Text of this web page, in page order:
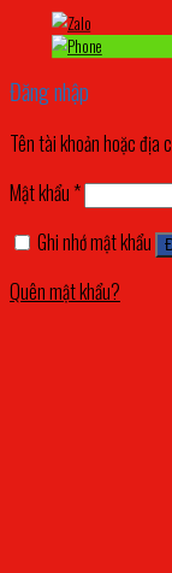
Đăng nhập
Tên tài khoản hoặc địa
Mật khẩu *
Ghi nhớ mật khẩu
Quên mật khẩu?